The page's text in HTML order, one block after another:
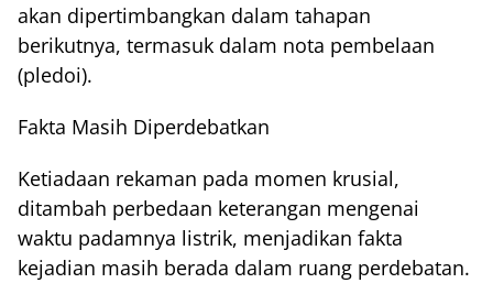
akan dipertimbangkan dalam tahapan
berikutnya, termasuk dalam nota pembelaan
(pledoi).
Fakta Masih Diperdebatkan
Ketiadaan rekaman pada momen krusial,
ditambah perbedaan keterangan mengenai
waktu padamnya listrik, menjadikan fakta
kejadian masih berada dalam ruang perdebatan.